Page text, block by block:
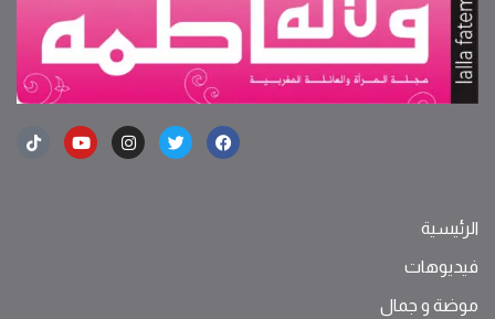
الرئيسية
فيديوهات
موضة ‫و‬ ‫‬‫جمال‬